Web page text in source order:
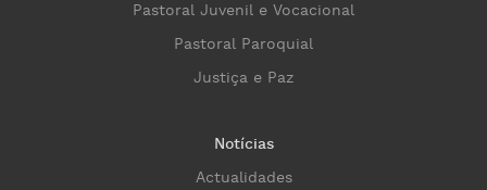
Pastoral Juvenil e Vocacional
Pastoral Paroquial
Justiça e Paz
Notícias
Actualidades